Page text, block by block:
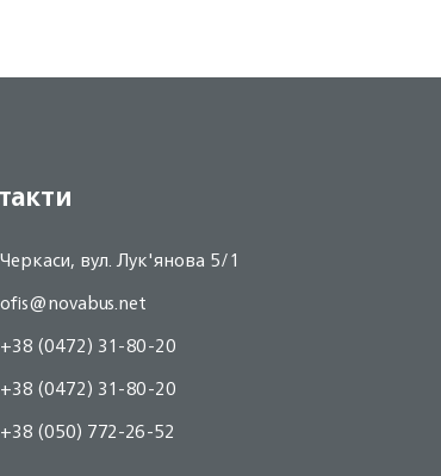
Черкаси, вул. Лук'янова 5/1
ofis@novabus.net
+38 (0472) 31-80-20
+38 (0472) 31-80-20
+38 (050) 772-26-52